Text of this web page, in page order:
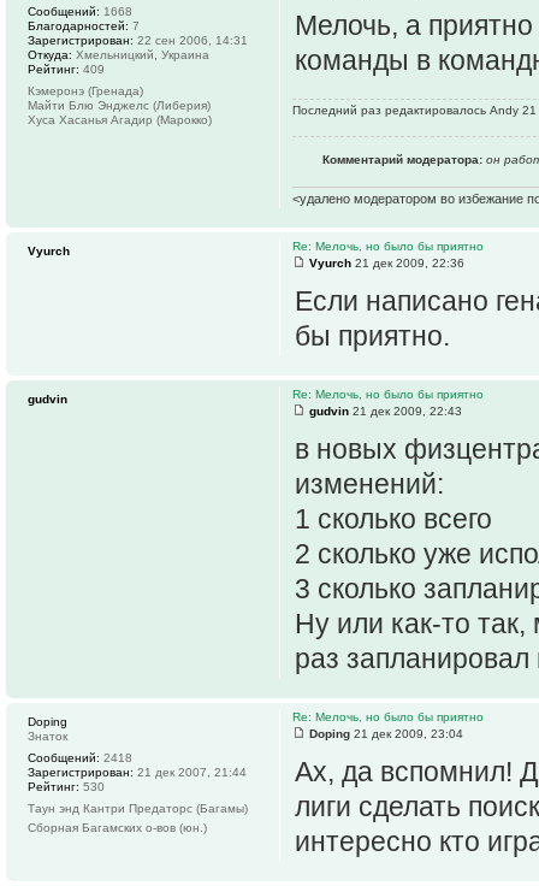
Мелочь, а
команды в
Последний раз редактировалось Andy
Комментарий модератора: он
<удалено модератором во избежание
Сообщений: 1668
Благодарностей: 7
Зарегистрирован: 22 сен 2006, 14:31
Откуда: Хмельницкий, Украина
Рейтинг: 409
Кэмеронэ (Гренада)
Майти Блю Энджелс (Либерия)
Хуса Хасанья Агадир (Марокко)
Re: Мелочь, но было бы приятно
Vyurch 21 дек 2009, 22:36
Если написано
бы приятно.
Vyurch
Re: Мелочь, но было бы приятно
gudvin 21 дек 2009, 22:43
в новых
изменений:
1 сколько всего
2 сколько уже
3 сколько
Ну или как-то
раз
gudvin
Re: Мелочь, но было бы приятно
Doping 21 дек 2009, 23:04
Ах, да вспомнил!
лиги сделать
интересно кто
Doping
Знаток
Сообщений: 2418
Зарегистрирован: 21 дек 2007, 21:44
Рейтинг: 530
Таун энд Кантри Предаторс (Багамы)
Сборная Багамских о-вов (юн.)